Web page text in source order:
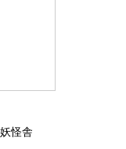
妖怪舎